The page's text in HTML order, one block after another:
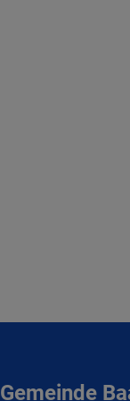
Gemeinde